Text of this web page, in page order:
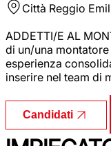
Città Reggio
ADDETTI/E AL
di un/una
esperienza
inserire nel team di
Candidati